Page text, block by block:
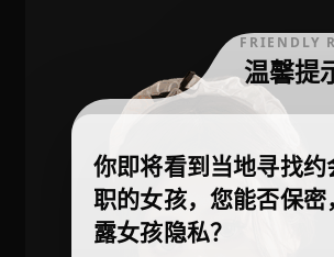
FRIENDLY
温馨提
你即将看到当地寻找约
职的女孩，您能否保密
露女孩隐私？